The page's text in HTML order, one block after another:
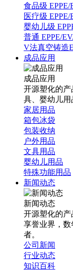
食品级 EPPE/
医疗级 EPPE/
婴幼儿级
普通 EPPE/
V法真空铸造
成品应用
成品应用
开源塑化的
具、婴幼儿用
家居用品
箱包冰袋
包装收纳
户外用品
文具用品
婴幼儿用品
特殊功能用品
新闻动态
新闻动态
开源塑化的
享誉业界，
者。
公司新闻
行业动态
知识百科